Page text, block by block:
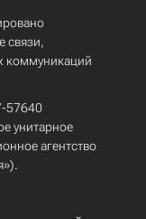
связи,
коммуникаций
57640
унитарное
агентство